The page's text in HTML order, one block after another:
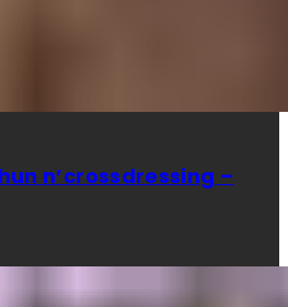
n’crossdressing –